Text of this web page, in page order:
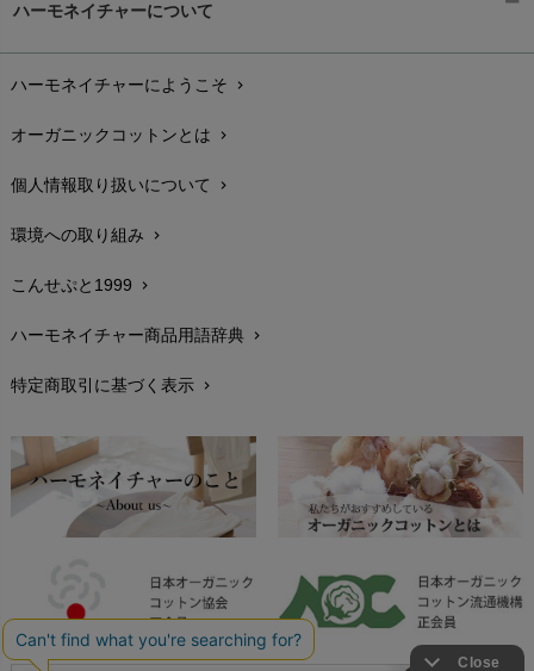
配送と送料chevron_right
在庫状況と発送予定chevron_right
サイズ・寸法chevron_right
生地・素材chevron_right
お手入れについて
レビューを書こうchevron_right
返品交換chevron_right
FAXでのご注文
お問い合わせchevron_right
ハーモネイチャーについて
ハーモネイチャーにようこそ chevron_right
オーガニックコットンとは chevron_right
個人情報取り扱いについて chevron_right
環境への取り組み chevron_right
こんせぷと1999 chevron_right
ハーモネイチャー商品用語辞典 chevron_right
特定商取引に基づく表示 chevron_right